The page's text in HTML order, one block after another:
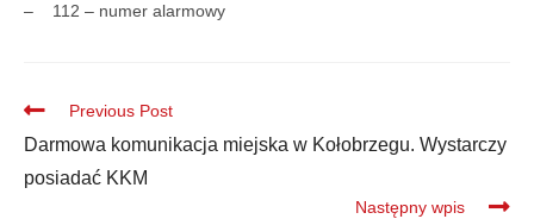
– 112 – numer alarmowy
Previous Post
Darmowa komunikacja miejska w Kołobrzegu. Wystarczy
posiadać KKM
Następny wpis